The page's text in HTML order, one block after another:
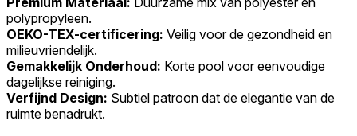
polypropyleen.
OEKO-TEX-certificering: Veilig voor de gezondheid en
milieuvriendelijk.
Gemakkelijk Onderhoud: Korte pool voor eenvoudige
dagelijkse reiniging.
Verfijnd Design: Subtiel patroon dat de elegantie van de
ruimte benadrukt.